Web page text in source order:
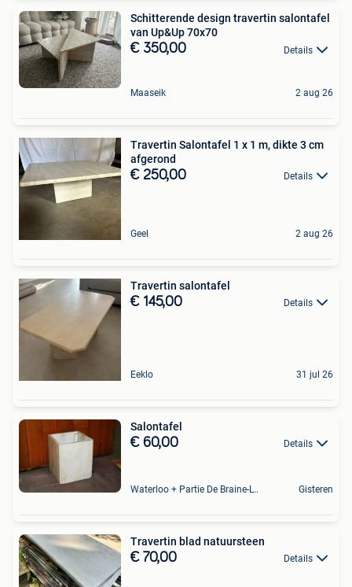
Schitterende design travertin salontafel
van Up&Up 70x70
€ 350,00 Details
Maaseik 2 aug 26
Travertin Salontafel 1 x 1 m, dikte 3 cm
afgerond
€ 250,00 Details
Geel 2 aug 26
Travertin salontafel
€ 145,00 Details
Eeklo 31 jul 26
Salontafel
€ 60,00 Details
Waterloo + Partie De Braine-L'Alleud, De Ohain Gisteren
Travertin blad natuursteen
€ 70,00 Details